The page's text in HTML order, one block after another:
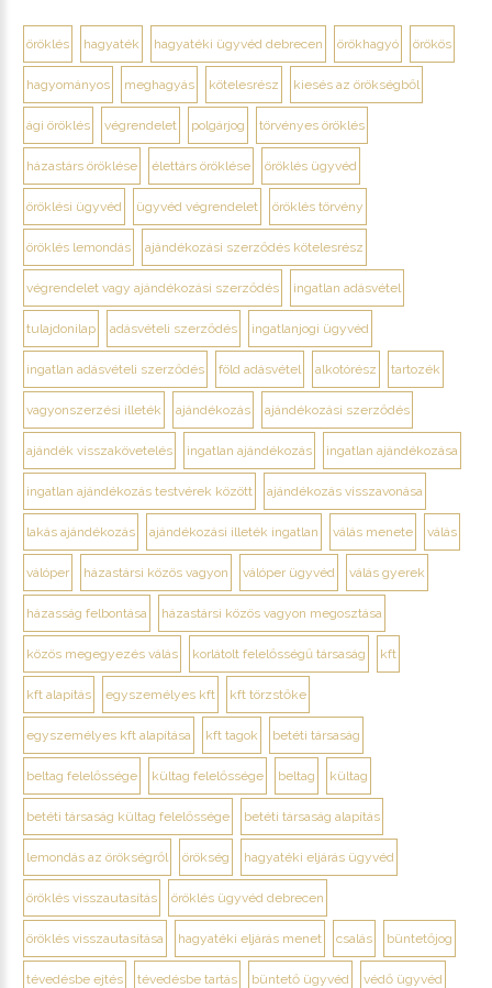
öröklés hagyaték hagyatéki ügyvéd debrecen örökhagyó örökös
hagyományos meghagyás kötelesrész kiesés az örökségből
ági öröklés végrendelet polgárjog törvényes öröklés
házastárs öröklése élettárs öröklése öröklés ügyvéd
öröklési ügyvéd ügyvéd végrendelet öröklés törvény
öröklés lemondás ajándékozási szerződés kötelesrész
végrendelet vagy ajándékozási szerződés ingatlan adásvétel
tulajdonilap adásvételi szerződés ingatlanjogi ügyvéd
ingatlan adásvételi szerződés föld adásvétel alkotórész tartozék
vagyonszerzési illeték ajándékozás ajándékozási szerződés
ajándék visszakövetelés ingatlan ajándékozás ingatlan ajándékozása
ingatlan ajándékozás testvérek között ajándékozás visszavonása
lakás ajándékozás ajándékozási illeték ingatlan válás menete válás
válóper házastársi közös vagyon válóper ügyvéd válás gyerek
házasság felbontása házastársi közös vagyon megosztása
közös megegyezés válás korlátolt felelősségű társaság kft
kft alapítás egyszemélyes kft kft törzstőke
egyszemélyes kft alapítása kft tagok betéti társaság
beltag felelőssége kültag felelőssége beltag kültag
betéti társaság kültag felelőssége betéti társaság alapítás
lemondás az örökségről örökség hagyatéki eljárás ügyvéd
öröklés visszautasítás öröklés ügyvéd debrecen
öröklés visszautasítása hagyatéki eljárás menet csalás büntetőjog
tévedésbe ejtés tévedésbe tartás büntető ügyvéd védő ügyvéd